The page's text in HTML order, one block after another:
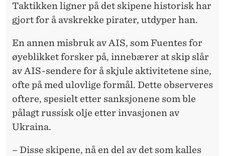
Taktikken ligner på det skipene historisk har
gjort for å avskrekke pirater, utdyper han.
En annen misbruk av AIS, som Fuentes for
øyeblikket forsker på, innebærer at skip slår
av AIS-sendere for å skjule aktivitetene sine,
ofte på med ulovlige formål. Dette observeres
oftere, spesielt etter sanksjonene som ble
pålagt russisk olje etter invasjonen av
Ukraina.
– Disse skipene, nå en del av det som kalles